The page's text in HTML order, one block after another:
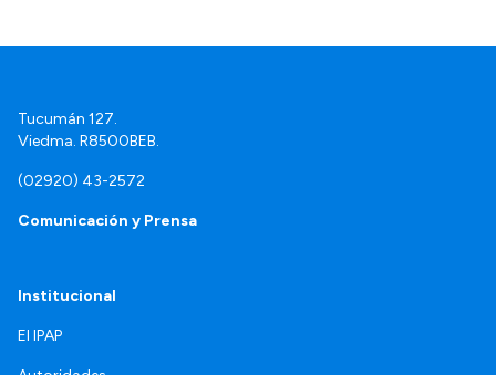
Tucumán 127.
Viedma. R8500BEB.
(02920) 43-2572
Comunicación y Prensa
Institucional
El IPAP